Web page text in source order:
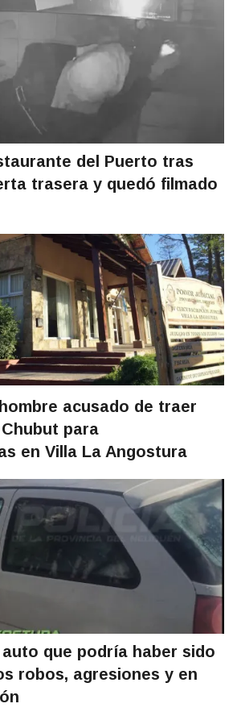
del Puerto tras
trasera y quedó filmado
acusado de traer
para
en Villa La Angostura
que podría haber sido
robos, agresiones y en